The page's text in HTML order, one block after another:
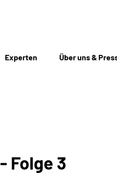
Experten Über uns &
Folge 3